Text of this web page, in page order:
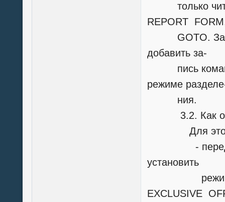
только
REPORT
GOTO.
добавить за-
пись
режиме
ния.
3.2. Как
Для этого
- перед
установить
режим
EXCLUSIVE